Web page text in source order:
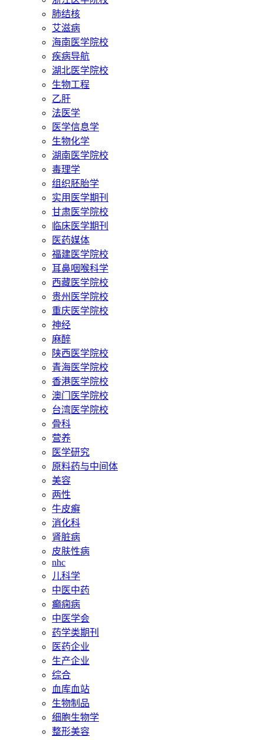
肺结核
艾滋病
海南医学院校
疾病导航
湖北医学院校
生物工程
乙肝
法医学
医学信息学
生物化学
湖南医学院校
毒理学
组织胚胎学
实用医学期刊
甘肃医学院校
临床医学期刊
医药媒体
福建医学院校
耳鼻咽喉科学
西藏医学院校
贵州医学院校
重庆医学院校
神经
麻醉
陕西医学院校
青海医学院校
香港医学院校
澳门医学院校
台湾医学院校
骨科
营养
医学研究
原料药与中间体
美容
两性
牛皮癣
消化科
肾脏病
皮肤性病
nhc
儿科学
中医中药
癫痫病
中医学会
药学类期刊
医药企业
生产企业
综合
血库血站
生物制品
细胞生物学
整形美容